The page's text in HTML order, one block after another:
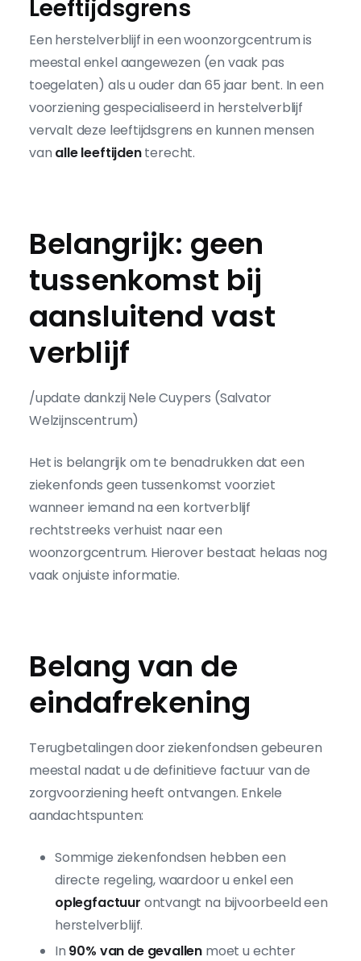
Leeftijdsgrens
Een herstelverblijf in een woonzorgcentrum is
meestal enkel aangewezen (en vaak pas
toegelaten) als u ouder dan 65 jaar bent. In een
voorziening gespecialiseerd in herstelverblijf
vervalt deze leeftijdsgrens en kunnen mensen
van alle leeftijdenterecht.
Belangrijk: geen
tussenkomst bij
aansluitend vast
verblijf
/update dankzij Nele Cuypers (Salvator
Welzijnscentrum)
Het is belangrijk om te benadrukken dat een
ziekenfonds geen tussenkomst voorziet
wanneer iemand na een kortverblijf
rechtstreeks verhuist naar een
woonzorgcentrum. Hierover bestaat helaas nog
vaak onjuiste informatie.
Belang van de
eindafrekening
Terugbetalingen door ziekenfondsen gebeuren
meestal nadat u de definitieve factuur van de
zorgvoorziening heeft ontvangen. Enkele
aandachtspunten:
Sommige ziekenfondsen hebben een
directe regeling, waardoor u enkel een
oplegfactuur ontvangt na bijvoorbeeld een
herstelverblijf.
In 90% van de gevallen moet u echter